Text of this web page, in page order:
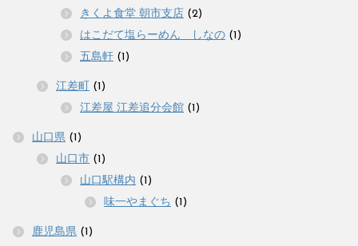
きくよ食堂 朝市支店 (2)
はこだて塩らーめん しなの (1)
五島軒 (1)
江差町 (1)
江差屋 江差追分会館 (1)
山口県 (1)
山口市 (1)
山口駅構内 (1)
味一やまぐち (1)
鹿児島県 (1)